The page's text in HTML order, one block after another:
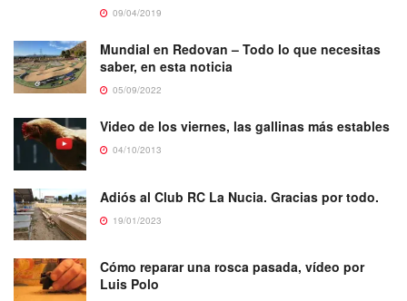
09/04/2019
Mundial en Redovan – Todo lo que necesitas
saber, en esta noticia
05/09/2022
Video de los viernes, las gallinas más estables
04/10/2013
Adiós al Club RC La Nucia. Gracias por todo.
19/01/2023
Cómo reparar una rosca pasada, vídeo por
Luis Polo